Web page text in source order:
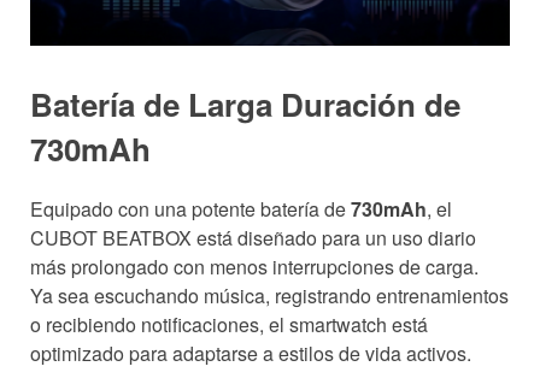
Batería de Larga Duración de
730mAh
Equipado con una potente batería de730mAh, el
CUBOT BEATBOX está diseñado para un uso diario
más prolongado con menos interrupciones de carga.
Ya sea escuchando música, registrando entrenamientos
o recibiendo notificaciones, el smartwatch está
optimizado para adaptarse a estilos de vida activos.